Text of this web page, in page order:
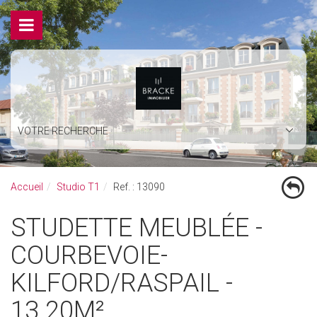
VOTRE RECHERCHE
Accueil Studio T1 Ref. : 13090
STUDETTE MEUBLÉE -
COURBEVOIE-
KILFORD/RASPAIL -
13.20M²